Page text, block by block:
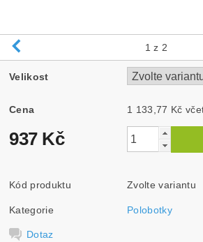
1 z 2
Velikost
Cena 1
937 Kč
Kód produktu Zvolte variantu
Kategorie Polobotky
Dotaz